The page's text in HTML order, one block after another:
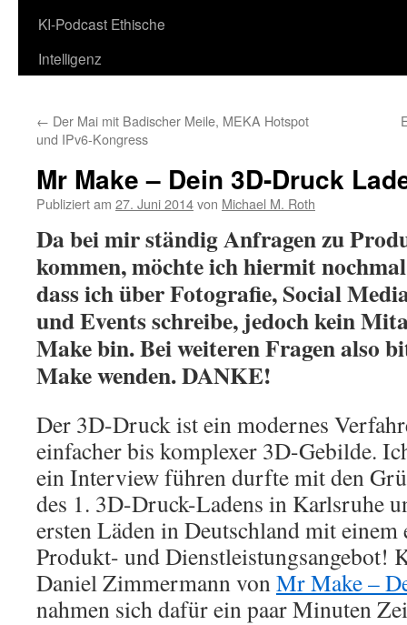
KI-Podcast Ethische
Intelligenz
← Der Mai mit Badischer Meile, MEKA Hotspot
und IPv6-Kongress
Mr Make – Dein 3D-Druck
Publiziert am 27. Juni 2014von Michael M. Roth
Da bei mir ständig Anfragen zu
kommen, möchte ich hiermit
dass ich über Fotografie, Social
und Events schreibe, jedoch kein
Make bin. Bei weiteren Fragen also
Make wenden. DANKE!
Der 3D-Druck ist ein modernes
einfacher bis komplexer 3D-Gebilde.
ein Interview führen durfte mit den
des 1. 3D-Druck-Ladens in Karlsruhe
ersten Läden in Deutschland mit einem
Produkt- und Dienstleistungsangebot!
Daniel Zimmermann vonMr Make –
nahmen sich dafür ein paar Minuten